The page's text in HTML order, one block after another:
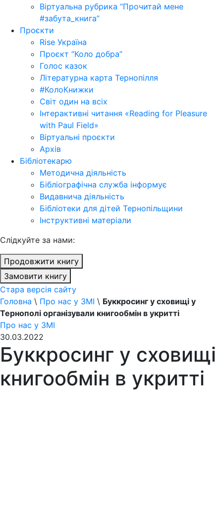
Віртуальна рубрика “Прочитай мене
#забута_книга”
Проєкти
Rise Україна
Проєкт “Коло добра”
Голос казок
Літературна карта Тернопілля
#КолоКнижки
Світ один на всіх
Інтерактивні читання «Reading for Pleasure
with Paul Field»
Віртуальні проєкти
Архів
Бібліотекарю
Методична діяльність
Бібліографічна служба інформує
Видавнича діяльність
Бібліотеки для дітей Тернопільщини
Інструктивні матеріали
Cлідкуйте за нами:
Продовжити книгу
Замовити книгу
Стара версія сайту
Головна \ Про нас у ЗМІ \ Буккросинг у сховищі у
Тернополі організували книгообмін в укритті
Про нас у ЗМІ
30.03.2022
Буккросинг у сховищі
книгообмін в укритті